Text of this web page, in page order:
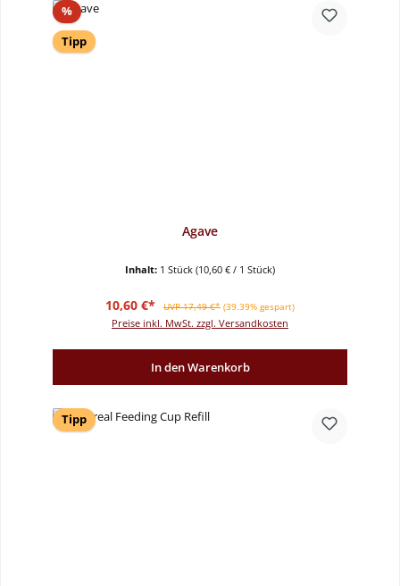
%Rabatt
Tipp
Agave
Inhalt: 1 Stück (10,60 € / 1 Stück)
Verkaufspreis:
10,60 €* Regulärer Preis:
UVP 17,49 €* (39.39% gespart)
Preise inkl. MwSt. zzgl. Versandkosten
In den Warenkorb
Tipp